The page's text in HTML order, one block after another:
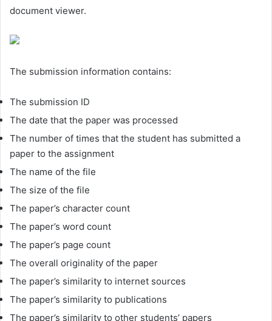
document viewer.
The submission information contains:
The submission ID
The date that the paper was processed
The number of times that the student has submitted a
paper to the assignment
The name of the file
The size of the file
The paper’s character count
The paper’s word count
The paper’s page count
The overall originality of the paper
The paper’s similarity to internet sources
The paper’s similarity to publications
The paper’s similarity to other students’ papers